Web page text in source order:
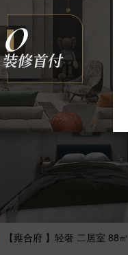
叶曼 9张
【雍合府 】轻奢 二居室 88㎡